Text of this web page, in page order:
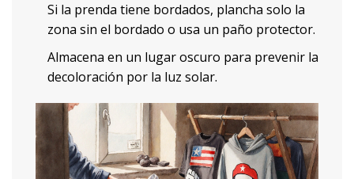
Si la prenda tiene bordados, plancha solo la
zona sin el bordado o usa un paño protector.
Almacena en un lugar oscuro para prevenir la
decoloración por la luz solar.